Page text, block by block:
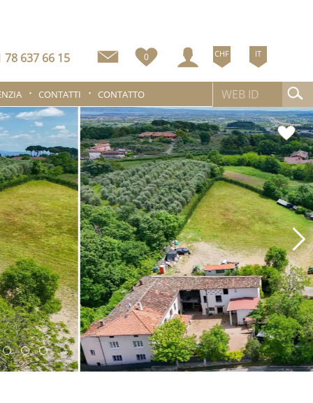
78 637 66 15 0 CHF IT
CONTATTI CONTATTO